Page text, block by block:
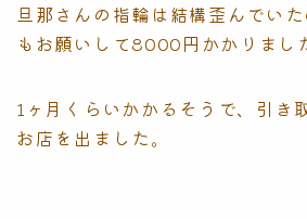
旦那さんの指輪は結構歪んでい
もお願いして8000円かかりまし
1ヶ月くらいかかるそうで、引き
お店を出ました。